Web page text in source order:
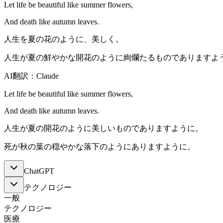
Let life be beautiful like summer flowers,
And death like autumn leaves.
人生を夏の花のように、美しく。
人生が夏の鮮やかな開花のように絢爛たるものでありますよ
AI翻訳：Claude
Let life be beautiful like summer flowers,
And death like autumn leaves.
人生が夏の開花のように美しいものでありますように。
死が秋の葉の穏やかな落下のようにありますように。
ChatGPT
テクノロジー
一般
テクノロジー
医療